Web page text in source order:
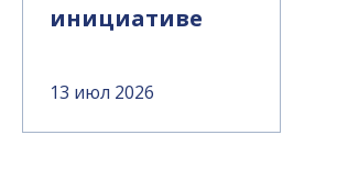
инициативе
13 июл 2026